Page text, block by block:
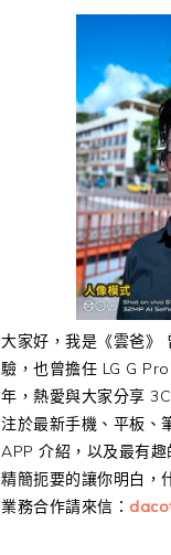
大家好，我是《雲爸》
驗，也曾擔任 LG G
年，熱愛與大家分享
注於最新手機、平板、
APP 介紹，以及最有趣
精簡扼要的讓你明白，
業務合作請來信：